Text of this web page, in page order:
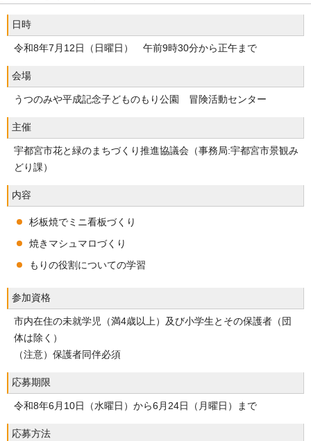
日時
令和8年7月12日（日曜日） 午前9時30分から正午まで
会場
うつのみや平成記念子どものもり公園 冒険活動センター
主催
宇都宮市花と緑のまちづくり推進協議会（事務局:宇都宮市景観み
どり課）
内容
杉板焼でミニ看板づくり
焼きマシュマロづくり
もりの役割についての学習
参加資格
市内在住の未就学児（満4歳以上）及び小学生とその保護者（団
体は除く）
（注意）保護者同伴必須
応募期限
令和8年6月10日（水曜日）から6月24日（月曜日）まで
応募方法